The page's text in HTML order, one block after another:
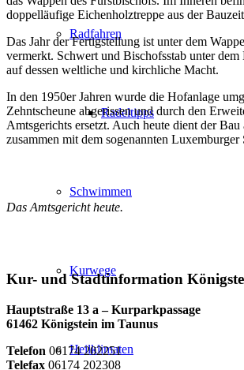
Radfahren
Radeltipps
Schwimmen
Kurwege
Heilklimaten
doppelläufige Eichenholztreppe aus der
Das Jahr der Fertigstellung ist unter dem
vermerkt. Schwert und Bischofsstab unter
auf dessen weltliche und kirchliche Macht.
In den 1950er Jahren wurde die Hofanlage
Zehntscheune abgerissen und durch den
Amtsgerichts ersetzt. Auch heute dient der
zusammen mit dem sogenannten Luxemburger
Das Amtsgericht heute.
Kur- und Stadtinformation
Hauptstraße 13 a – Kurparkpassage
61462 Königstein im Taunus
Telefon 06174 202251
Telefax 06174 202308